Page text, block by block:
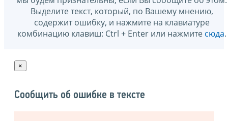
Выделите текст, который, по Вашему мнению,
содержит ошибку, и нажмите на клавиатуре
комбинацию клавиш: Ctrl + Enter или нажмите сюда.
×
Сообщить об ошибке в тексте